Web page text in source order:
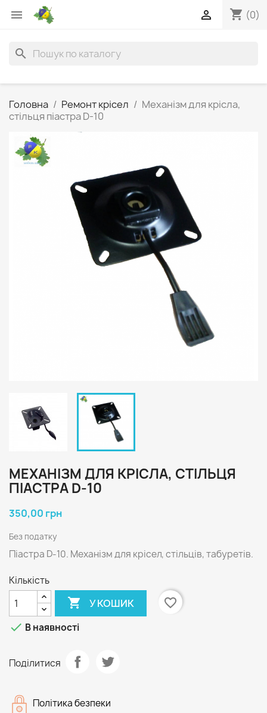
 shopping_cart (0)

search
Головна Ремонт крісел
Механізм для крісла,
стільця піастра D-10
МЕХАНІЗМ ДЛЯ КРІСЛА, СТІЛЬЦЯ
ПІАСТРА D-10
350,00 грн
Без податку
Піастра D-10. Механізм для крісел, стільців, табуретів.
Кількість
 У КОШИК
favorite_border
 В наявності
Поділитися
Політика безпеки